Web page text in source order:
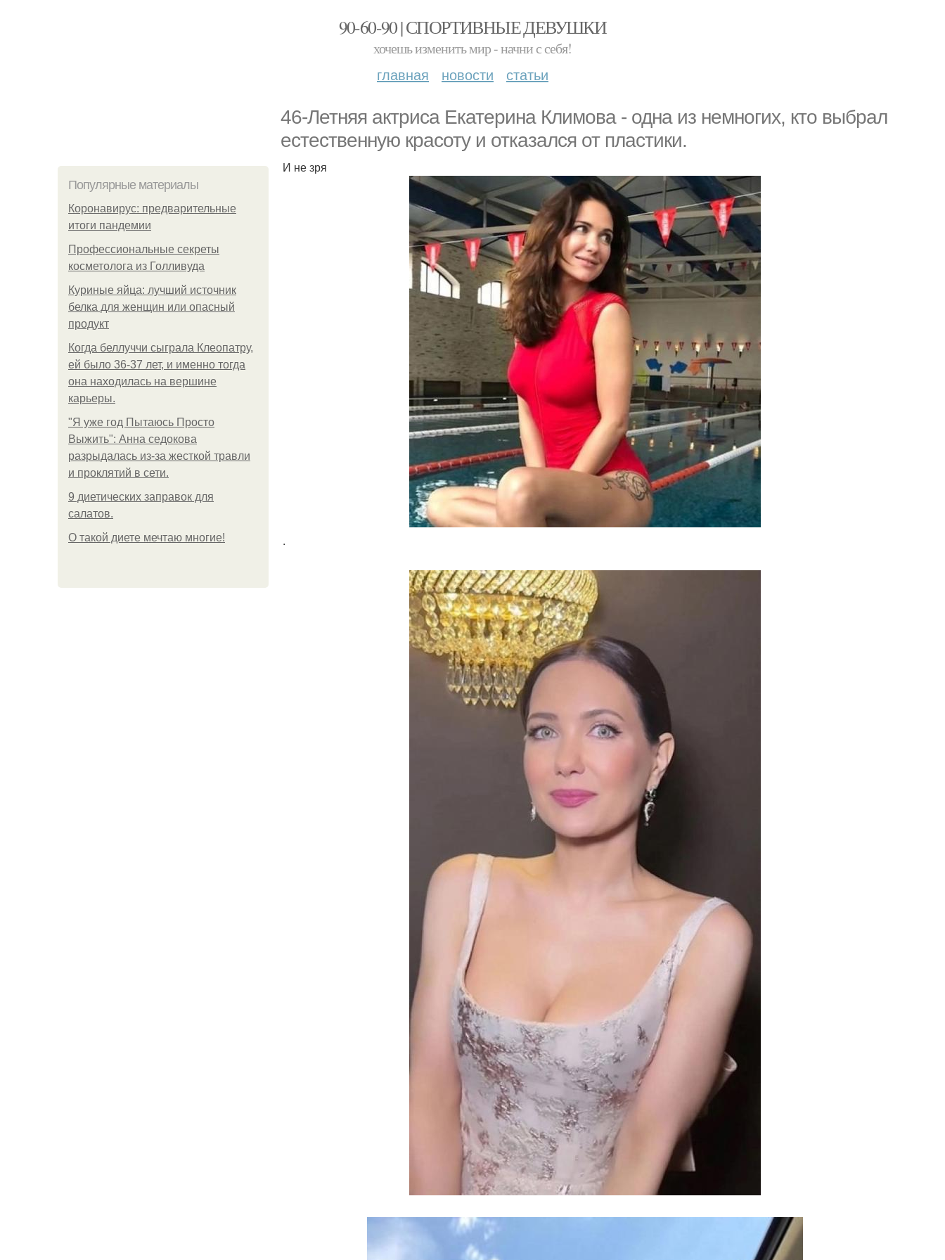
90-60-90 | СПОРТИВНЫЕ ДЕВУШКИ
хочешь изменить мир - начни с себя!
главная новости статьи
46-Летняя актриса Екатерина Климова - одна из немногих, кто выбрал
естественную красоту и отказался от пластики.
Популярные материалы
Коронавирус: предварительные
итоги пандемии
Профессиональные секреты
косметолога из Голливуда
Куриные яйца: лучший источник
белка для женщин или опасный
продукт
Когда беллуччи сыграла Клеопатру,
ей было 36-37 лет, и именно тогда
она находилась на вершине
карьеры.
"Я уже год Пытаюсь Просто
Выжить": Анна седокова
разрыдалась из-за жесткой травли
и проклятий в сети.
9 диетических заправок для
салатов.
О такой диете мечтаю многие!
И не зря
.